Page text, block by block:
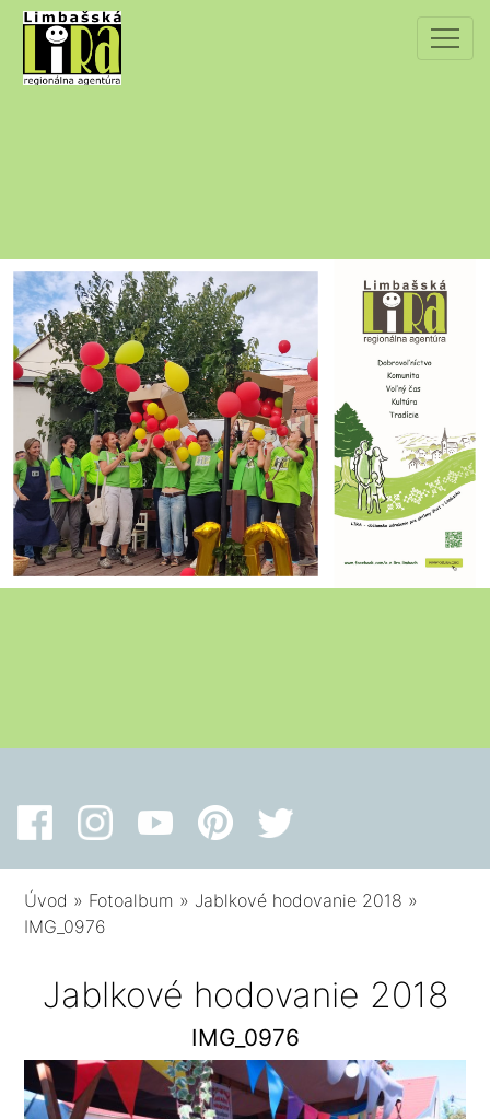
Úvod » Fotoalbum » Jablkové hodovanie 2018 »
IMG_0976
Jablkové hodovanie 2018
IMG_0976